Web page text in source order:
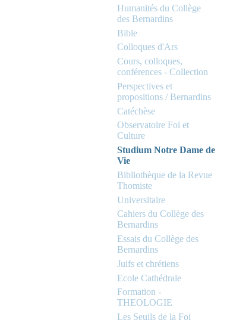
Humanités du Collège
des Bernardins
Bible
Colloques d'Ars
Cours, colloques,
conférences - Collection
Perspectives et
propositions / Bernardins
Catéchèse
Observatoire Foi et
Culture
Studium Notre Dame de
Vie
Bibliothèque de la Revue
Thomiste
Universitaire
Cahiers du Collège des
Bernardins
Essais du Collège des
Bernardins
Juifs et chrétiens
Ecole Cathédrale
Formation -
THEOLOGIE
Les Seuils de la Foi